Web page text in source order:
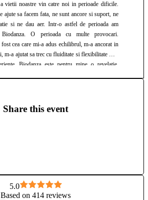
vietii noastre vin catre noi in perioade dificile.
ajute sa facem fata, ne sunt ancore si suport, ne
si ne dau aer. Intr-o astfel de perioada am
Biodanza. O perioada cu multe provocari.
cea care mi-a adus echilibrul, m-a ancorat in
m-a ajutat sa trec cu fluiditate si flexibilitate prin
mine o revelatie.
o experienta unica. Dintre toate, Biodanza s-a
de a trai." Rolando Toro Biodanza
si dansuri cu obiective specifice pentru a
creativitatea, afectivitatea sau senzualitatea.
Share this event
5.0
Based on 414 reviews